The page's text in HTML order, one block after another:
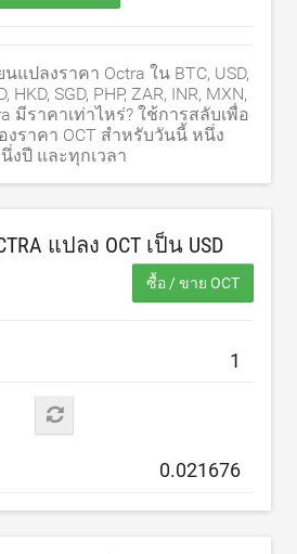
แปลงราคา Octra ใน BTC, USD,
HKD, SGD, PHP, ZAR, INR, MXN,
มีราคาเท่าไหร่? ใช้การสลับเพื่อ
งราคา OCT สำหรับวันนี้ หนึ่ง
งปี และทุกเวลา
แปลง OCT เป็น USD
ซื้อ / ขาย OCT